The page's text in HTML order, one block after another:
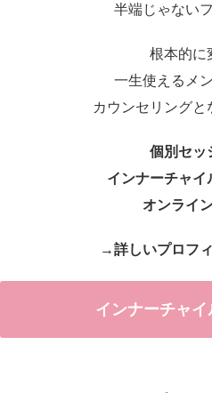
半端じゃない
根本的に
一生使えるメ
カウンセリングと
個別セッ
インナーチャイ
オンライ
→詳しいプロフ
インナーチャ